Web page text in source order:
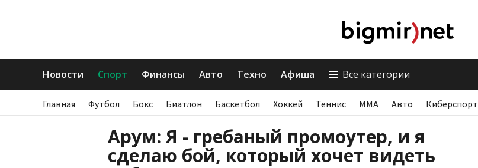
Новости Спорт Финансы Авто Техно Афиша Все категории
Главная Футбол Бокс Биатлон Баскетбол Хоккей Теннис ММА Авто Киберспорт
Арум: Я - гребаный промоутер, и я
сделаю бой, который хочет видеть